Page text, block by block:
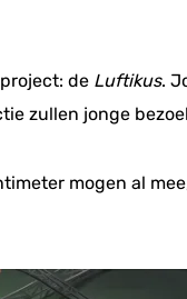
de Luftikus.
zullen jonge
mogen al